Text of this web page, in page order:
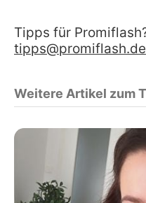
Tipps für
tipps@promiflash.de
Weitere Artikel zum